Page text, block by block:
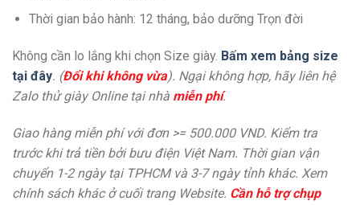
Thời gian bảo hành: 12 tháng, bảo dưỡng Trọn đời
Không cần lo lắng khi chọn Size giày. Bấm xem bảng size
tại đây. (Đổi khi không vừa). Ngại không hợp, hãy liên hệ
Zalo thử giày Online tại nhà miễn phí.
Giao hàng miễn phí với đơn >= 500.000 VND. Kiểm tra
trước khi trả tiền bởi bưu điện Việt Nam. Thời gian vận
chuyển 1-2 ngày tại TPHCM và 3-7 ngày tỉnh khác. Xem
chính sách khác ở cuối trang Website. Cần hỗ trợ chụp